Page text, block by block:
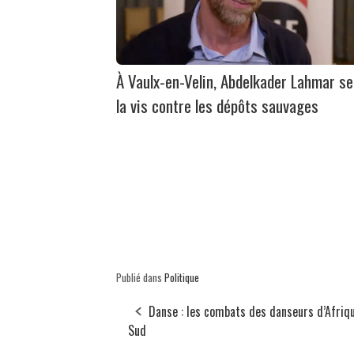
À Vaulx-en-Velin, Abdelkader Lahmar
la vis contre les dépôts sauvages
Publié dans Politique
Danse : les combats des danseurs
Sud